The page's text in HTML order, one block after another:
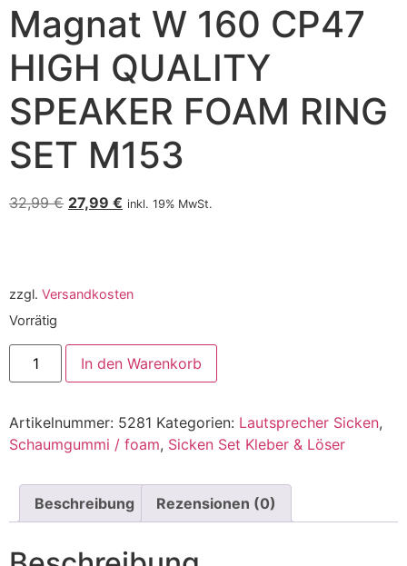
Magnat W 160 CP47
HIGH QUALITY
SPEAKER FOAM RING
SET M153
32,99€ 27,99 € inkl. 19% MwSt.
zzgl. Versandkosten
Vorrätig
In den Warenkorb
Artikelnummer: 5281 Kategorien: Lautsprecher Sicken,
Schaumgummi / foam, Sicken Set Kleber & Löser
Beschreibung Rezensionen (0)